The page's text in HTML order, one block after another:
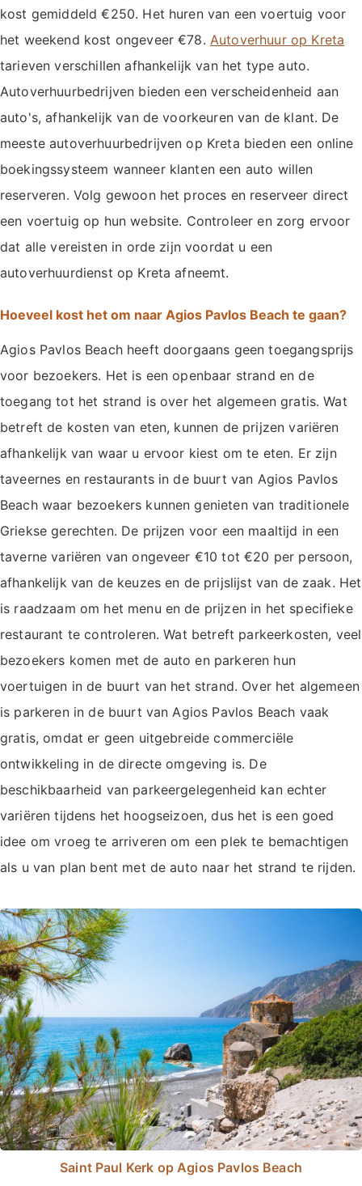
kost gemiddeld €250. Het huren van een voertuig voor
het weekend kost ongeveer €78. Autoverhuur op Kreta
tarieven verschillen afhankelijk van het type auto.
Autoverhuurbedrijven bieden een verscheidenheid aan
auto's, afhankelijk van de voorkeuren van de klant. De
meeste autoverhuurbedrijven op Kreta bieden een online
boekingssysteem wanneer klanten een auto willen
reserveren. Volg gewoon het proces en reserveer direct
een voertuig op hun website. Controleer en zorg ervoor
dat alle vereisten in orde zijn voordat u een
autoverhuurdienst op Kreta afneemt.
Hoeveel kost het om naar Agios Pavlos Beach te gaan?
Agios Pavlos Beach heeft doorgaans geen toegangsprijs
voor bezoekers. Het is een openbaar strand en de
toegang tot het strand is over het algemeen gratis. Wat
betreft de kosten van eten, kunnen de prijzen variëren
afhankelijk van waar u ervoor kiest om te eten. Er zijn
taveernes en restaurants in de buurt van Agios Pavlos
Beach waar bezoekers kunnen genieten van traditionele
Griekse gerechten. De prijzen voor een maaltijd in een
taverne variëren van ongeveer €10 tot €20 per persoon,
afhankelijk van de keuzes en de prijslijst van de zaak. Het
is raadzaam om het menu en de prijzen in het specifieke
restaurant te controleren. Wat betreft parkeerkosten, veel
bezoekers komen met de auto en parkeren hun
voertuigen in de buurt van het strand. Over het algemeen
is parkeren in de buurt van Agios Pavlos Beach vaak
gratis, omdat er geen uitgebreide commerciële
ontwikkeling in de directe omgeving is. De
beschikbaarheid van parkeergelegenheid kan echter
variëren tijdens het hoogseizoen, dus het is een goed
idee om vroeg te arriveren om een plek te bemachtigen
als u van plan bent met de auto naar het strand te rijden.
Saint Paul Kerk op Agios Pavlos Beach